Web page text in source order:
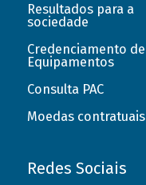
Resultados para a
sociedade
Credenciamento de
Equipamentos
Consulta PAC
Moedas contratuais
Redes Sociais